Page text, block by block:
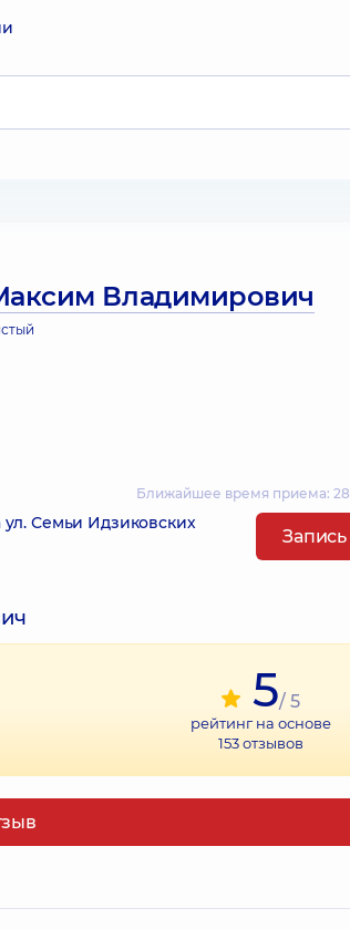
Владимирович
Ближайшее время приема:
Семьи Идзиковских
Запись
5/ 5
рейтинг на основе
153отзывов